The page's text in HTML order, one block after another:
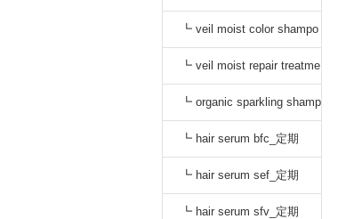
o black_通常
┗ veil moist color shampo
o dark brown_通常
┗ veil moist repair treatme
nt_通常
┗ organic sparkling shamp
oo_定期
┗ hair serum bfc_定期
┗ hair serum sef_定期
┗ hair serum sfv_定期